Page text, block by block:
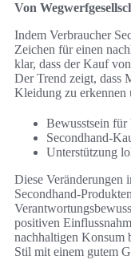
Von
Indem Verbraucher
Zeichen für einen
klar, dass der Kauf
Der Trend zeigt, dass
Kleidung zu erkennen
Bewusstsein
Secondhand-
Unterstützung
Diese Veränderungen
Secondhand-
positiven
nachhaltigen Konsum
Stil mit einem gutem